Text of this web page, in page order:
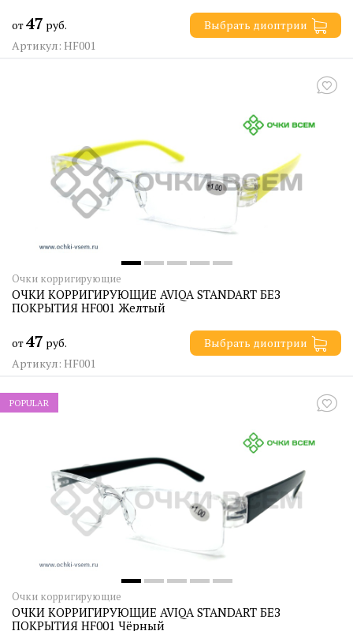
от47 руб.
Выбрать диоптрии
Артикул: HF001
Очки корригирующие
ОЧКИ КОРРИГИРУЮЩИЕ AVIQA STANDART БЕЗ
ПОКРЫТИЯ HF001 Желтый
от47 руб.
Выбрать диоптрии
Артикул: HF001
POPULAR
Очки корригирующие
ОЧКИ КОРРИГИРУЮЩИЕ AVIQA STANDART БЕЗ
ПОКРЫТИЯ HF001 Чёрный